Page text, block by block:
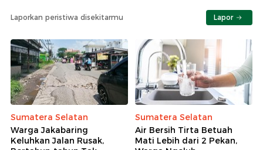
Laporkan peristiwa disekitarmu Lapor
Sumatera Selatan
Warga Jakabaring
Keluhkan Jalan Rusak,
Sumatera Selatan
Air Bersih Tirta Betuah
Mati Lebih dari 2 Pekan,